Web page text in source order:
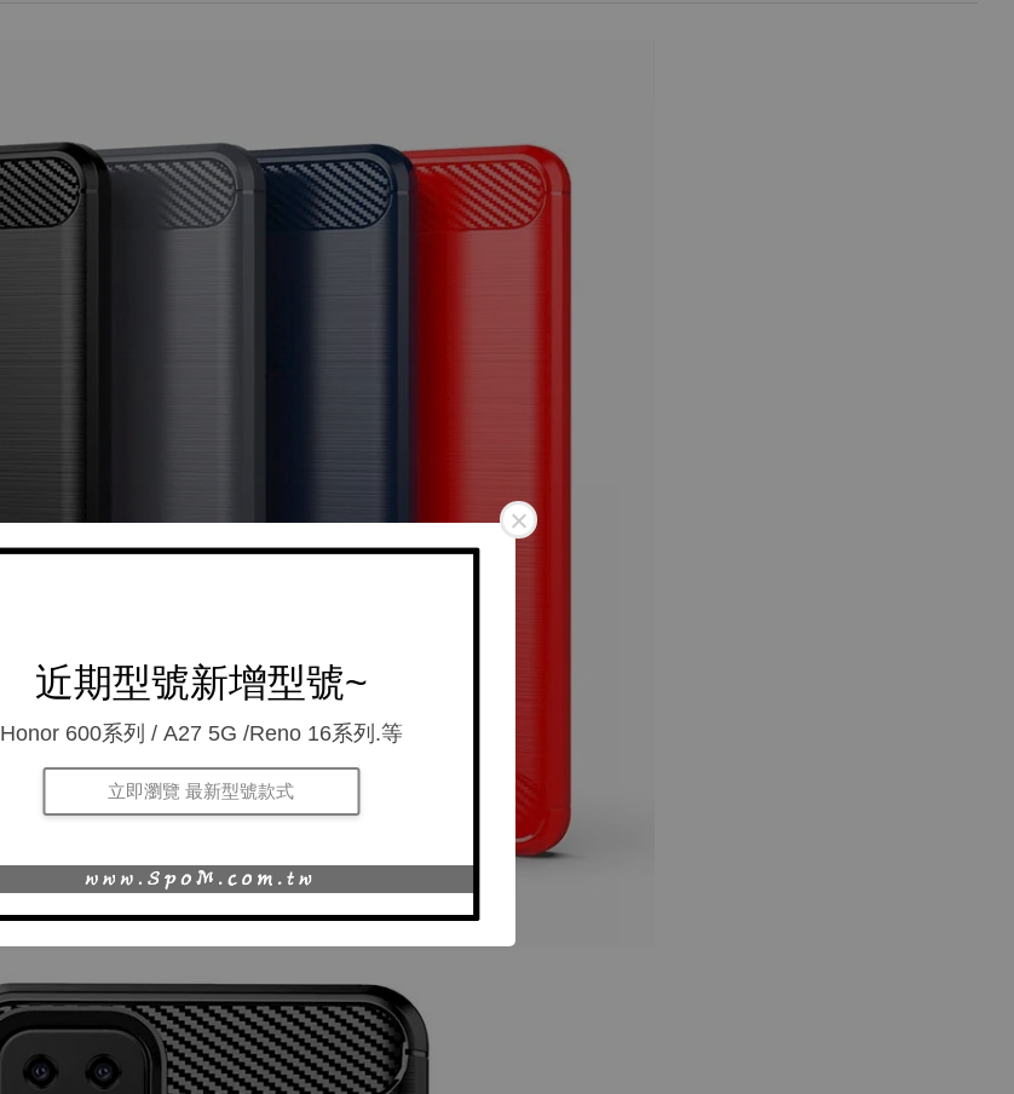
近期型號新增型號~
Honor 600系列 / A27 5G /Reno 16系列.等
立即瀏覽 最新型號款式